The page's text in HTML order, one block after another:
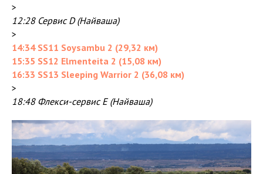
>
12:28 Сервис D (Найваша)
>
14:34 SS11 Soysambu 2 (29,32 км)
15:35 SS12 Elmenteita 2 (15,08 км)
16:33 SS13 Sleeping Warrior 2 (36,08 км)
>
18:48 Флекси-сервис E (Найваша)